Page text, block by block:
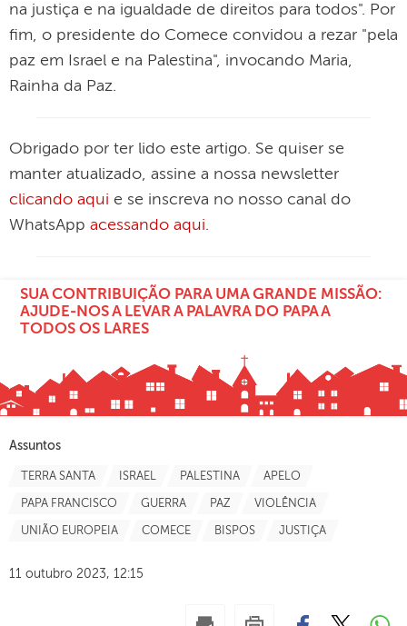
na justiça e na igualdade de direitos para todos". Por
fim, o presidente do Comece convidou a rezar "pela
paz em Israel e na Palestina", invocando Maria,
Rainha da Paz.
Obrigado por ter lido este artigo. Se quiser se
manter atualizado, assine a nossa newsletter
clicando aqui e se inscreva no nosso canal do
WhatsApp acessando aqui.
SUA CONTRIBUIÇÃO PARA UMA GRANDE MISSÃO:
AJUDE-NOS A LEVAR A PALAVRA DO PAPA A
TODOS OS LARES
Assuntos
TERRA SANTA ISRAEL PALESTINA APELO
PAPA FRANCISCO GUERRA PAZ VIOLÊNCIA
UNIÃO EUROPEIA COMECE BISPOS JUSTIÇA
11 outubro 2023, 12:15